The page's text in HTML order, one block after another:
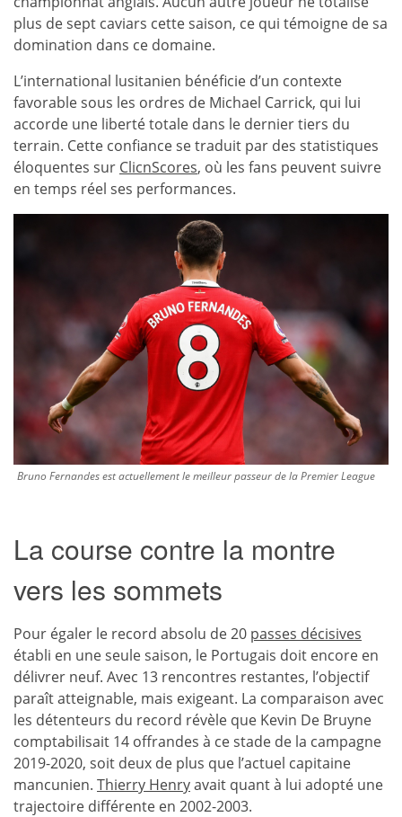
plus de sept caviars cette saison, ce qui témoigne de sa
domination dans ce domaine.
L’international lusitanien bénéficie d’un contexte
favorable sous les ordres de Michael Carrick, qui lui
accorde une liberté totale dans le dernier tiers du
terrain. Cette confiance se traduit par des statistiques
éloquentes sur ClicnScores, où les fans peuvent suivre
en temps réel ses performances.
Bruno Fernandes est actuellement le meilleur passeur de la Premier League
La course contre la montre
vers les sommets
Pour égaler le record absolu de 20 passes décisives
établi en une seule saison, le Portugais doit encore en
délivrer neuf. Avec 13 rencontres restantes, l’objectif
paraît atteignable, mais exigeant. La comparaison avec
les détenteurs du record révèle que Kevin De Bruyne
comptabilisait 14 offrandes à ce stade de la campagne
2019-2020, soit deux de plus que l’actuel capitaine
mancunien. Thierry Henryavait quant à lui adopté une
trajectoire différente en 2002-2003.